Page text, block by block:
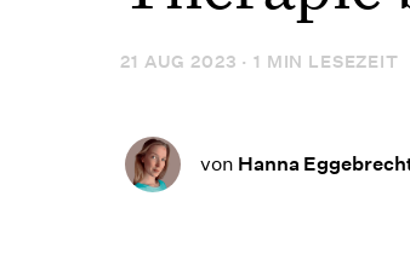
21 AUG 2023 · 1 MIN LESEZEIT
von Hanna